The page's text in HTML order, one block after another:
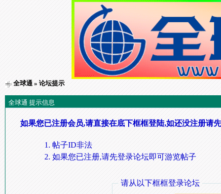
全球通» 论坛提示
全球通 提示信息
如果您已注册会员,请直接在底下框框登陆,如还没注册请
帖子ID非法
如果您已注册,请先登录论坛即可游览帖子
请从以下框框登录论坛